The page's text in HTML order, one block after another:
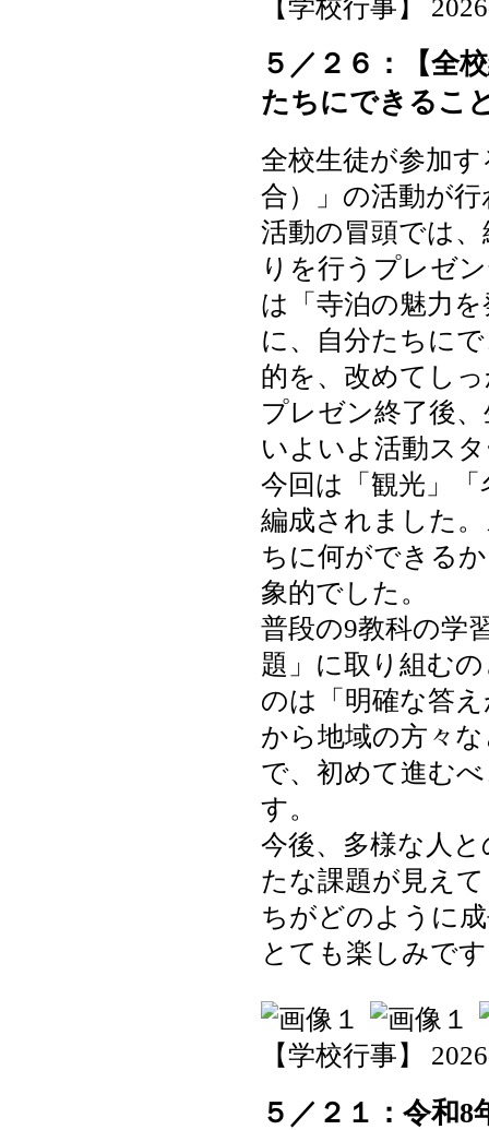
【学校行事】
５／２６：【全
たちにできるこ
全校生徒が参加
合）」の活動が
活動の冒頭では
りを行うプレゼ
は「寺泊の魅力
に、自分たちに
的を、改めてし
プレゼン終了後
いよいよ活動ス
今回は「観光」
編成されました
ちに何ができる
象的でした。
普段の9教科の学
題」に取り組む
のは「明確な答
から地域の方々
で、初めて進む
す。
今後、多様な人
たな課題が見え
ちがどのように
とても楽しみで
【学校行事】
５／２１：令和